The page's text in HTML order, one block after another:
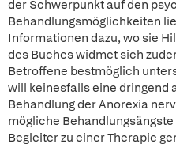
der Schwerpunkt auf den
Behandlungsmöglichkeiten
Informationen dazu, wo sie
des Buches widmet sich
Betroffene bestmöglich
will keinesfalls eine dringend
Behandlung der Anorexia
mögliche
Begleiter zu einer Therapie